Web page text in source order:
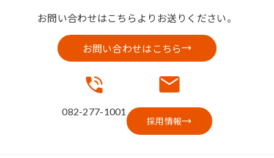
お問い合わせはこちらよりお送りください。
お問い合わせはこちら
082-277-1001
採用情報